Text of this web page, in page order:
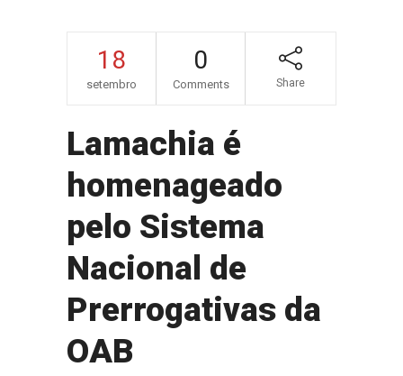
18
setembro
0
Comments Share
Lamachia é
homenageado
pelo Sistema
Nacional de
Prerrogativas da
OAB